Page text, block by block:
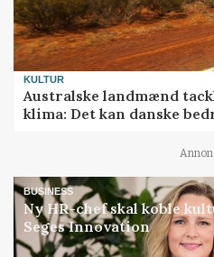
KULTUR
Australske landmænd
klima: Det kan danske
BUSINESS
Ny HR-chef skal koble
Seges Innovation